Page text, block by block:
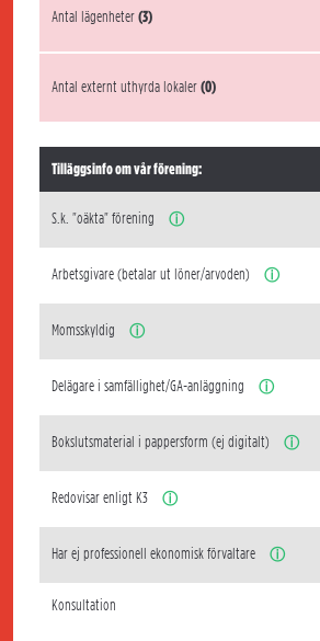
Antal lägenheter(3)
Antal externt uthyrda lokaler(0)
Tilläggsinfo om vår förening:
S.k. "oäkta" förening ⓘ
Arbetsgivare (betalar ut löner/arvoden) ⓘ
Momsskyldig ⓘ
Delägare i samfällighet/GA-anläggning ⓘ
Bokslutsmaterial i pappersform (ej digitalt) ⓘ
Redovisar enligt K3 ⓘ
Har ej professionell ekonomisk förvaltare ⓘ
Konsultation